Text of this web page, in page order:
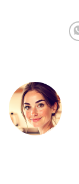
LVMH Wines